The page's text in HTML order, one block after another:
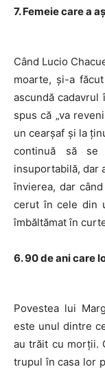
7. Femeie care a
Când Lucio
moarte, și-a
ascundă
spus că „va
un cearșaf și la
continuă să se
insuportabilă, dar
învierea, dar
cerut în cele din
îmbăltămat în
6. 90 de ani care
Povestea lui
este unul dintre
au trăit cu morții.
trupul în casa lor